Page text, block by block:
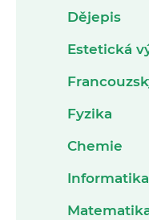
Dějepis
Estetická
Fyzika
Chemie
Informatika